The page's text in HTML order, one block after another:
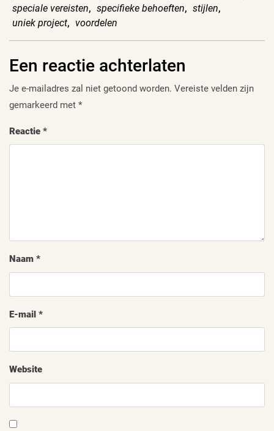
speciale vereisten, specifieke behoeften, stijlen,
uniek project, voordelen
Een reactie achterlaten
Je e-mailadres zal niet getoond worden. Vereiste velden zijn
gemarkeerd met *
Reactie *
Naam *
E-mail *
Website